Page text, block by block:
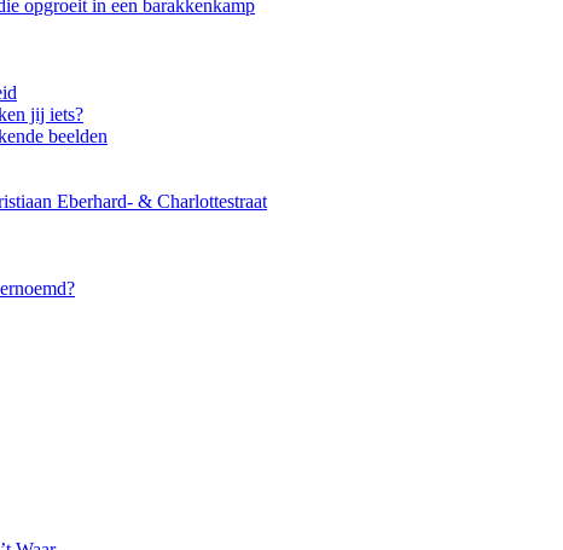
opgroeit in een barakkenkamp
jij iets?
beelden
Eberhard- & Charlottestraat